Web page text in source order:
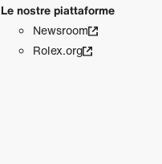
Le nostre piattaforme
Newsroom
Rolex.org